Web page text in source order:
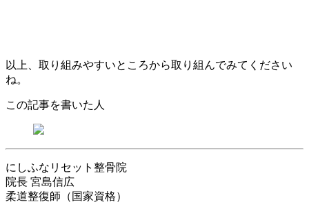
以上、取り組みやすいところから取り組んでみてください
ね。
この記事を書いた人
にしふなリセット整骨院
院長 宮島信広
柔道整復師（国家資格）